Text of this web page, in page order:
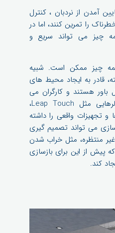
آمدن از نردبان ، کنترل
را تمرین کنند، اما در
می تواند سریع و
چیز ممکن است. شبیه
قادر به ایجاد محیط های
باور هستند و کارگران می
توانند با استفاده از کنترلرهایی مثل Leap Touch،
و تجهیزات واقعی را داشته
می تواند تصمیم گیری
منتظره، مثل خراب شدن
پیش از این برای بازسازی
کند.